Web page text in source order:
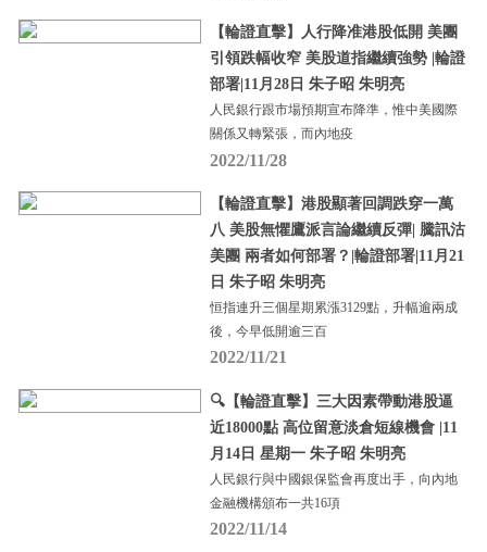
【輪證直擊】人行降准港股低開 美團
引領跌幅收窄 美股道指繼續強勢 |輪證
部署|11月28日 朱子昭 朱明亮
人民銀行跟市場預期宣布降準，惟中美國際
關係又轉緊張，而內地疫
2022/11/28
【輪證直擊】港股顯著回調跌穿一萬
八 美股無懼鷹派言論繼續反彈| 騰訊沽
美團 兩者如何部署？|輪證部署|11月21
日 朱子昭 朱明亮
恒指連升三個星期累漲3129點，升幅逾兩成
後，今早低開逾三百
2022/11/21
🔍【輪證直擊】三大因素帶動港股逼
近18000點 高位留意淡倉短線機會 |11
月14日 星期一 朱子昭 朱明亮
人民銀行與中國銀保監會再度出手，向內地
金融機構頒布一共16項
2022/11/14